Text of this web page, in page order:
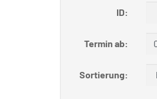
ID:
Termin ab:
Sortierung: